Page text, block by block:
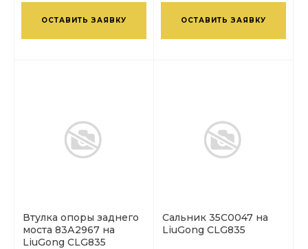
ОСТАВИТЬ ЗАЯВКУ ОСТАВИТЬ ЗАЯВКУ
Втулка опоры заднего
моста 83А2967 на
LiuGong CLG835
Сальник 35С0047 на
LiuGong CLG835